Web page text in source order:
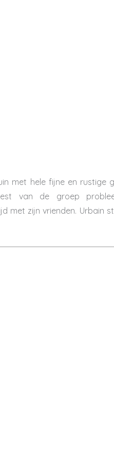
met hele fijne en rustige
van de groep
met zijn vrienden. Urbain